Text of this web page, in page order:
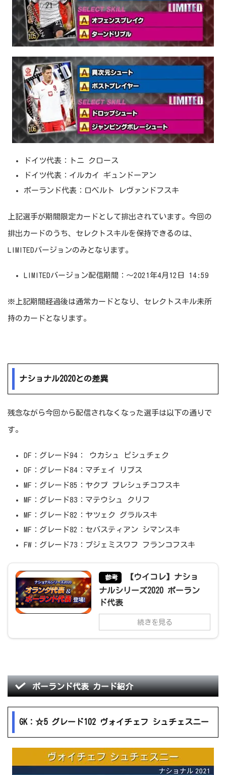
ドイツ代表：トニ クロース
ドイツ代表：イルカイ ギュンドーアン
ポーランド代表：ロベルト レヴァンドフスキ
上記選手が期間限定カードとして排出されています。今回の
排出カードのうち、セレクトスキルを保持できるのは、
LIMITEDバージョンのみとなります。
LIMITEDバージョン配信期間：～2021年4月12日 14:59
※上記期間経過後は通常カードとなり、セレクトスキル未所
持のカードとなります。
ナショナル2020との差異
残念ながら今回から配信されなくなった選手は以下の通りで
す。
DF：グレード94： ウカシュ ピシュチェク
DF：グレード84：マチェイ リブス
MF：グレード85：ヤクブ ブレシュチコフスキ
MF：グレード83：マテウシュ クリフ
MF：グレード82：ヤツェク グラルスキ
MF：グレード82：セバスティアン シマンスキ
FW：グレード73：プジェミスワフ フランコフスキ
参考
【ウイコレ】ナショ
ナルシリーズ2020 ポーラン
ド代表
続きを見る
ポーランド代表 カード紹介
GK：☆5 グレード102 ヴォイチェフ シュチェスニー